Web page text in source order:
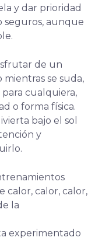
y dar prioridad
seguros, aunque
de un
mientras se suda,
cualquiera,
o forma física.
bajo el sol
y
calor, calor, calor,
la
experimentado